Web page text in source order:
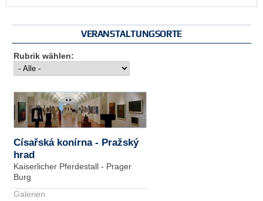
VERANSTALTUNGSORTE
Rubrik wählen:
Císařská konírna - Pražský
hrad
Kaiserlicher Pferdestall - Prager
Burg
Galerien